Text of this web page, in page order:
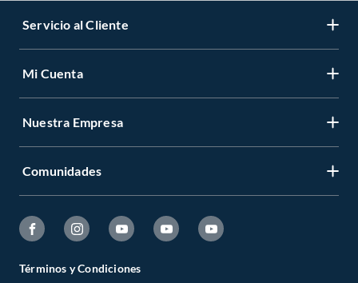
Servicio al Cliente
Mi Cuenta
Nuestra Empresa
Comunidades
Términos y Condiciones